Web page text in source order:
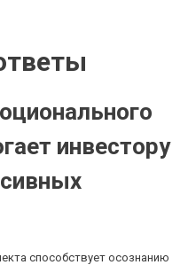
инвестору
способствует осознанию